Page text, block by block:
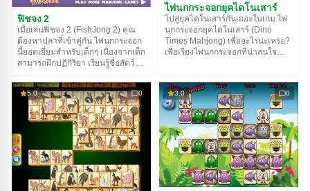
ฟิชจง 2
เมื่อเล่นฟิชจง 2 (FishJong 2) คุณ
ต้องหาปลาที่เข้าคู่กัน ไพ่นกกระจอก
นี้ยอดเยี่ยมสำหรับเด็กๆ เนื่องจากเด็ก
สามารถฝึกปฏิกิริยา เรียนรู้ชื่อสัตว์
กับการเล่น มาเริ่มกันเลย!
ไพ่นกกระจอกยุคไดโนเสาร์
ไปสู่ยุคไดโนเสาร์กันเถอะในเกม ไพ่
นกกระจอกยุคไดโนเสาร์ (Dino
Times Mahjong) เพื่ออะไรน่ะเหรอ?
เพื่อเรียงไพ่นกกระจอกที่น่าสนใจ
พืชและสัตว์บนไพ่ได้อีกด้วย ความ
หมายของเกมยังคงเหมือนเดิม คุณ
จะต้องนำรูปทั้งหมดออกไป เอาล่ะ
มาเริ่มกันเลย!
5.0 0 3.0 0